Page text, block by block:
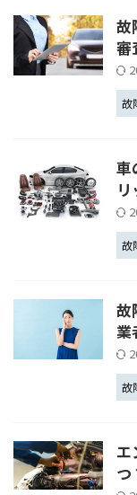
故
審
故
車
故
故
業
故
エ
つ